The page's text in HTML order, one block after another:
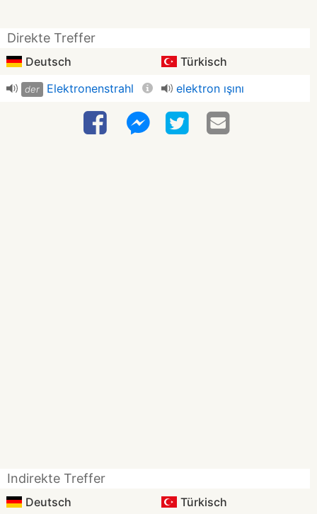
Direkte Treffer
Deutsch Türkisch
der Elektronenstrahl elektron ışını
Indirekte Treffer
Deutsch Türkisch